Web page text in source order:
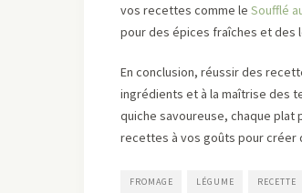
vos recettes comme le Soufflé
pour des épices fraîches et des
En conclusion, réussir des
ingrédients et à la maîtrise des
quiche savoureuse, chaque plat
recettes à vos goûts pour créer
FROMAGE LÉGUME RECETTE